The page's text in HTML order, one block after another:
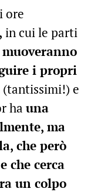
ore
in cui le parti
muoveranno
i propri
(tantissimi!) e
ha una
ma
che però
che cerca
un colpo